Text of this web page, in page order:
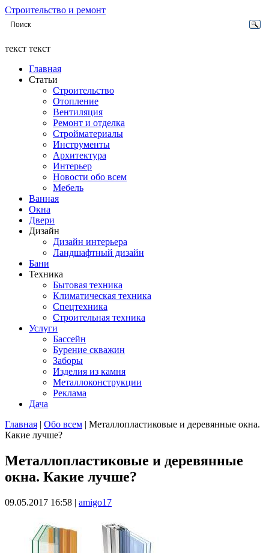
Строительство и ремонт
текст текст
Главная
Статьи
Строительство
Отопление
Вентиляция
Ремонт и отделка
Стройматериалы
Инструменты
Архитектура
Интерьер
Новости обо всем
Мебель
Ванная
Окна
Двери
Дизайн
Дизайн интерьера
Ландшафтный дизайн
Бани
Техника
Бытовая техника
Климатическая техника
Спецтехника
Строительная техника
Услуги
Бассейн
Бурение скважин
Заборы
Изделия из камня
Металлоконструкции
Реклама
Дача
Вы здесь
Главная | Обо всем | Металлопластиковые и деревянные окна.
Какие лучше?
Металлопластиковые и деревянные
окна. Какие лучше?
09.05.2017 16:58 | amigo17